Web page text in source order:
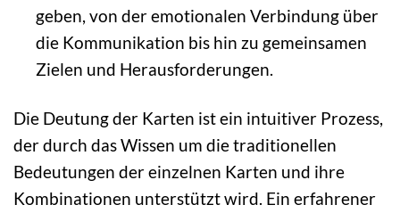
geben, von der emotionalen Verbindung über
die Kommunikation bis hin zu gemeinsamen
Zielen und Herausforderungen.
Die Deutung der Karten ist ein intuitiver Prozess,
der durch das Wissen um die traditionellen
Bedeutungen der einzelnen Karten und ihre
Kombinationen unterstützt wird. Ein erfahrener